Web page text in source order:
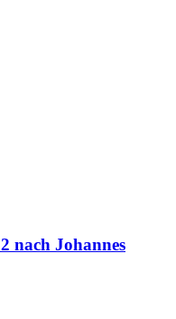
nach Johannes